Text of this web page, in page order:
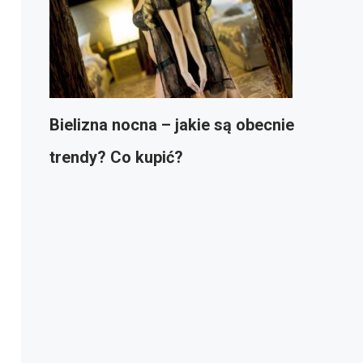
Bielizna nocna – jakie są obecnie
trendy? Co kupić?